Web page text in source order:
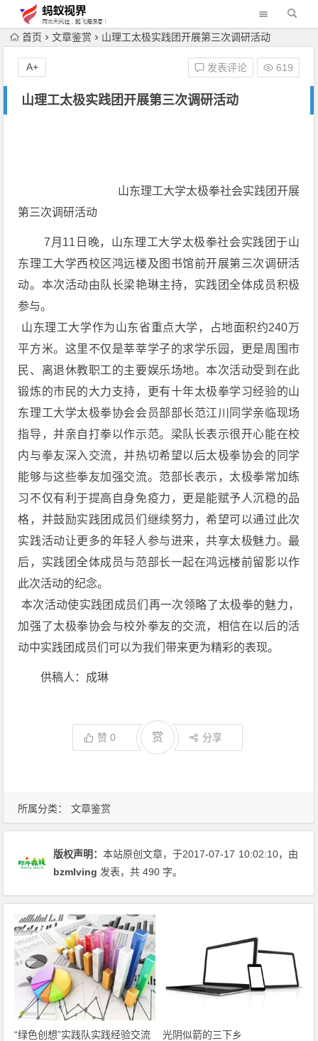
首页 文章鉴赏 山理工太极实践团开展第三次调研活动
山理工太极实践团开展第三次调研活动
发表评论 619
A+
所属分类： 文章鉴赏
山东理工大学太极拳社会实践团开展
第三次调研活动
7月11日晚，山东理工大学太极拳社会实践团于山
东理工大学西校区鸿远楼及图书馆前开展第三次调研活
动。本次活动由队长梁艳琳主持，实践团全体成员积极
参与。
山东理工大学作为山东省重点大学，占地面积约240万
平方米。这里不仅是莘莘学子的求学乐园，更是周围市
民、离退休教职工的主要娱乐场地。本次活动受到在此
锻炼的市民的大力支持，更有十年太极拳学习经验的山
东理工大学太极拳协会会员部部长范江川同学亲临现场
指导，并亲自打拳以作示范。梁队长表示很开心能在校
内与拳友深入交流，并热切希望以后太极拳协会的同学
能够与这些拳友加强交流。范部长表示，太极拳常加练
习不仅有利于提高自身免疫力，更是能赋予人沉稳的品
格，并鼓励实践团成员们继续努力，希望可以通过此次
实践活动让更多的年轻人参与进来，共享太极魅力。最
后，实践团全体成员与范部长一起在鸿远楼前留影以作
此次活动的纪念。
本次活动使实践团成员们再一次领略了太极拳的魅力，
加强了太极拳协会与校外拳友的交流，相信在以后的活
动中实践团成员们可以为我们带来更为精彩的表现。
供稿人：成琳
赞0 赏 分享
版权声明：本站原创文章，于2017-07-17 10:02:10，由
bzmlving 发表，共 490 字。
“绿色创想”实践队实践经验交流
光阴似箭的三下乡